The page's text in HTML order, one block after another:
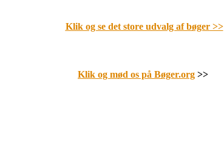
Klik og se det store udvalg af bøger>>
Klik og mød os på Bøger.org >>